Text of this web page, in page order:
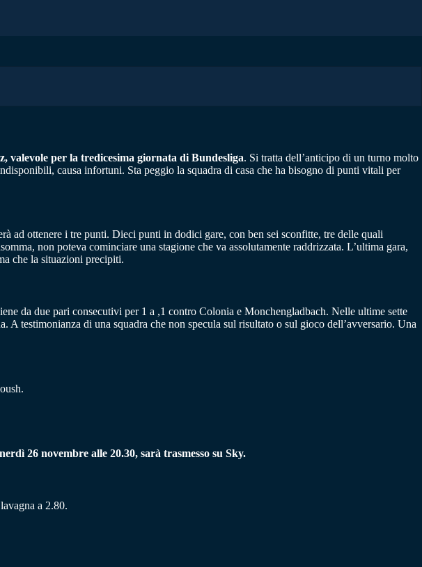
valevole per la tredicesima giornata di Bundesliga. Si tratta dell’anticipo di un turno molto
causa infortuni. Sta peggio la squadra di casa che ha bisogno di punti vitali per
ad ottenere i tre punti. Dieci punti in dodici gare, con ben sei sconfitte, tre delle quali
non poteva cominciare una stagione che va assolutamente raddrizzata. L’ultima gara,
che la situazioni precipiti.
da due pari consecutivi per 1 a ,1 contro Colonia e Monchengladbach. Nelle ultime sette
testimonianza di una squadra che non specula sul risultato o sul gioco dell’avversario. Una
26 novembre alle 20.30, sarà trasmesso su Sky.
a 2.80.